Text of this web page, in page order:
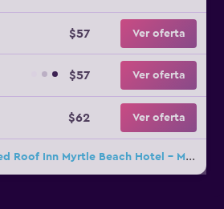
$57 Ver oferta
$57 Ver oferta
$62 Ver oferta
39 ofertas más de Red Roof Inn Myrtle Beach Hotel - Market Common